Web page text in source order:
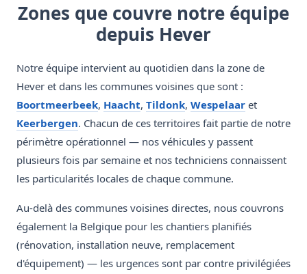
Zones que couvre notre équipe
depuis Hever
Notre équipe intervient au quotidien dans la zone de
Hever et dans les communes voisines que sont :
Boortmeerbeek, Haacht, Tildonk, Wespelaar et
Keerbergen. Chacun de ces territoires fait partie de notre
périmètre opérationnel — nos véhicules y passent
plusieurs fois par semaine et nos techniciens connaissent
les particularités locales de chaque commune.
Au-delà des communes voisines directes, nous couvrons
également la Belgique pour les chantiers planifiés
(rénovation, installation neuve, remplacement
d'équipement) — les urgences sont par contre privilégiées